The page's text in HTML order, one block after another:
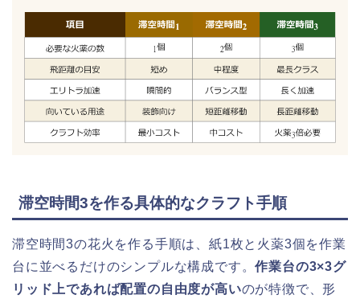
滞空時間3を作る具体的なクラフト手順
滞空時間3の花火を作る手順は、紙1枚と火薬3個を作業
台に並べるだけのシンプルな構成です。作業台の3×3グ
リッド上であれば配置の自由度が高いのが特徴で、形